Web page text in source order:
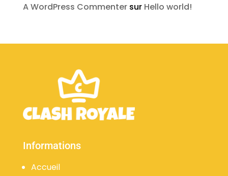
A WordPress Commentersur Hello world!
Informations
Accueil